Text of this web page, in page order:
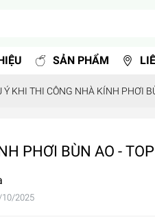
SẢN PHẨM
KHI THI CÔNG NHÀ KÍNH PHƠI
PHƠI BÙN AO -
10/2025